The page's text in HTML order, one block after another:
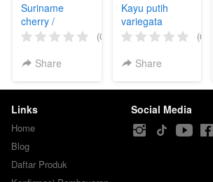
Suriname
cherry /
Dewandaru
(0)
Share
Kayu putih
variegata
(jumbo)
(0)
Share
Links
Home
Blog
Daftar Produk
Social Media